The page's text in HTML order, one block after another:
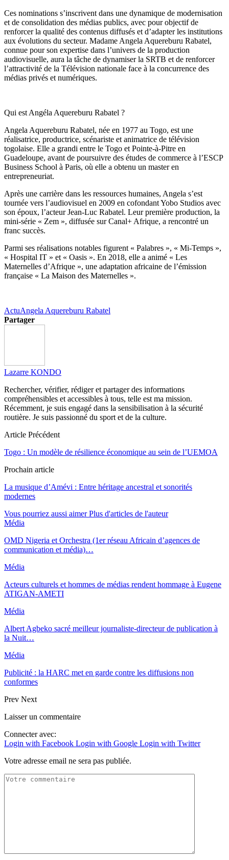
Ces nominations s’inscrivent dans une dynamique de modernisation
et de consolidation des médias publics, avec pour objectif de
renforcer la qualité des contenus diffusés et d’adapter les institutions
aux évolutions du secteur. Madame Angela Aquereburu Rabatel,
connue pour son expertise dans l’univers de la production
audiovisuelle, aura la tâche de dynamiser la SRTB et de renforcer
l’attractivité de la Télévision nationale face à la concurrence des
médias privés et numériques.
Qui est Angéla Aquereburu Rabatel ?
Angela Aquereburu Rabatel, née en 1977 au Togo, est une
réalisatrice, productrice, scénariste et animatrice de télévision
togolaise. Elle a grandi entre le Togo et Pointe-à-Pitre en
Guadeloupe, avant de poursuivre des études de commerce à l’ESCP
Business School à Paris, où elle a obtenu un master en
entrepreneuriat.
Après une carrière dans les ressources humaines, Angela s’est
tournée vers l’audiovisuel en 2009 en cofondant Yobo Studios avec
son époux, l’acteur Jean-Luc Rabatel. Leur première production, la
mini-série « Zem », diffusée sur Canal+ Afrique, a rencontré un
franc succès.
Parmi ses réalisations notables figurent « Palabres », « Mi-Temps »,
« Hospital IT » et « Oasis ». En 2018, elle a animé « Les
Maternelles d’Afrique », une adaptation africaine de l’émission
française « La Maison des Maternelles ».
ActuAngela Aquereburu Rabatel
Partager
Lazarre KONDO
Rechercher, vérifier, rédiger et partager des informations
compréhensibles et accessibles à tous, telle est ma mission.
Récemment, je suis engagé dans la sensibilisation à la sécurité
routière. Je suis passionné du sport et de la culture.
Article Précédent
Togo : Un modèle de résilience économique au sein de l’UEMOA
Prochain article
La musique d’Amévi : Entre héritage ancestral et sonorités
modernes
Vous pourriez aussi aimer Plus d'articles de l'auteur
Média
OMD Nigeria et Orchestra (1er réseau Africain d’agences de
communication et média)…
Média
Acteurs culturels et hommes de médias rendent hommage à Eugene
ATIGAN-AMETI
Média
Albert Agbeko sacré meilleur journaliste-directeur de publication à
la Nuit…
Média
Publicité : la HARC met en garde contre les diffusions non
conformes
Prev Next
Laisser un commentaire
Connecter avec:
Login with Facebook Login with Google Login with Twitter
Votre adresse email ne sera pas publiée.